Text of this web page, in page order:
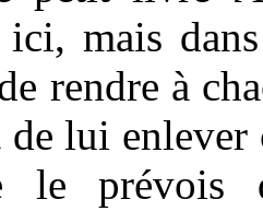
ici, mais
rendre à
de lui
le prévois